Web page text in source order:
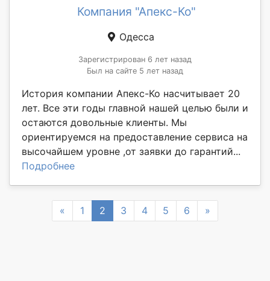
Компания "Апекс-Ко"
Одесса
Зарегистрирован 6 лет назад
Был на сайте 5 лет назад
История компании Апекс-Ко насчитывает 20
лет. Все эти годы главной нашей целью были и
остаются довольные клиенты. Мы
ориентируемся на предоставление сервиса на
высочайшем уровне ,от заявки до гарантий...
Подробнее
« Previous
1 2 3 4 5 6 »